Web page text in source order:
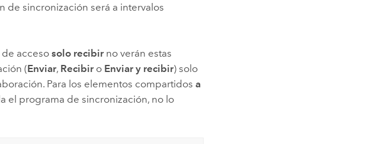
de sincronización será a intervalos
de accesosolo recibir no verán estas
(Enviar, Recibir o Enviar y recibir) solo
Para los elementos compartidosa
el programa de sincronización, no lo